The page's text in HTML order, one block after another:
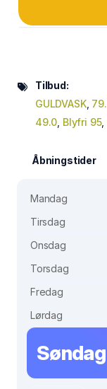
Tilbud:
GULDVASK,
49.0 Blyfri 95,
Åbningstider
Mandag
Tirsdag
Onsdag
Torsdag
Fredag
Lørdag
Søndag